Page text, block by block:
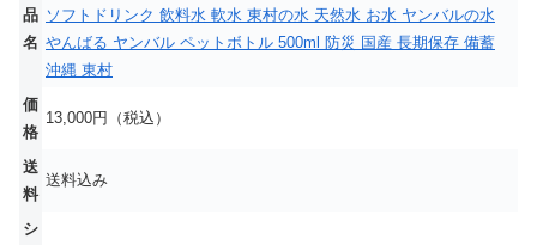
品
名
ソフトドリンク 飲料水 軟水 東村の水 天然水 お水 ヤンバルの水
やんばる ヤンバル ペットボトル 500ml 防災 国産 長期保存 備蓄
沖縄 東村
価
格
13,000円（税込）
送
料
送料込み
シ